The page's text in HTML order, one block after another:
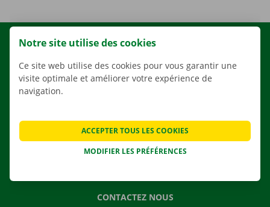
LOCATION
NOS VÉHICULES
NOS SERVICES
APPLI
SOLUTIONS DE DÉMÉNAGEMENT
CONTACTEZ NOUS
Notre site utilise des cookies
Ce site web utilise des cookies pour vous garantir une
visite optimale et améliorer votre expérience de
navigation.
MODIFIER LES PRÉFÉRENCES
ACCEPTER TOUS LES COOKIES